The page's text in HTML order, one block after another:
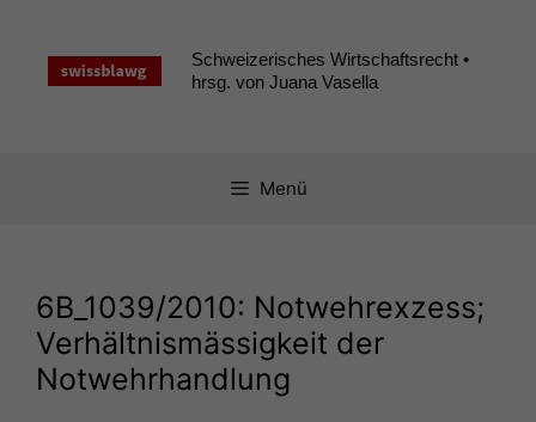
springen
Schweizerisches Wirtschaftsrecht •
hrsg. von Juana Vasella
Menü
6B_1039/2010: Notwehrexzess;
Verhältnismässigkeit der
Notwehrhandlung